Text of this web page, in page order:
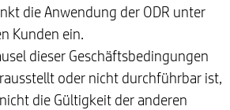
die Anwendung der ODR unter
Kunden ein.
dieser Geschäftsbedingungen
oder nicht durchführbar ist,
die Gültigkeit der anderen